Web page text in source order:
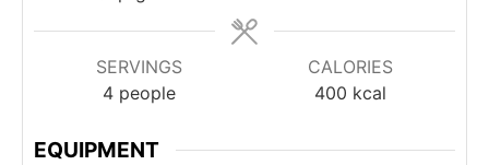
SERVINGS
4 people
CALORIES
400 kcal
EQUIPMENT